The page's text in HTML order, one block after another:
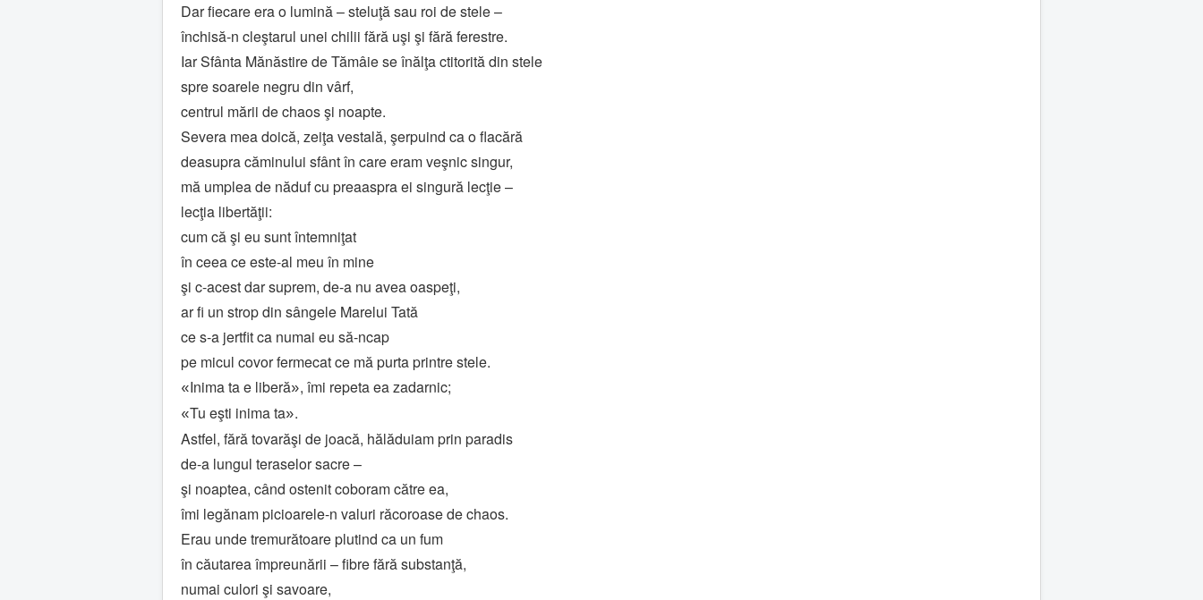
Dar fiecare era o lumină – steluţă sau roi de stele –
închisă-n cleştarul unei chilii fără uşi şi fără ferestre.
Iar Sfânta Mănăstire de Tămâie se înălţa ctitorită din stele
spre soarele negru din vârf,
centrul mării de chaos şi noapte.
Severa mea doică, zeiţa vestală, şerpuind ca o flacără
deasupra căminului sfânt în care eram veşnic singur,
mă umplea de năduf cu preaaspra ei singură lecţie –
lecţia libertăţii:
cum că şi eu sunt întemniţat
în ceea ce este-al meu în mine
şi c-acest dar suprem, de-a nu avea oaspeţi,
ar fi un strop din sângele Marelui Tată
ce s-a jertfit ca numai eu să-ncap
pe micul covor fermecat ce mă purta printre stele.
«Inima ta e liberă», îmi repeta ea zadarnic;
«Tu eşti inima ta».
Astfel, fără tovarăşi de joacă, hălăduiam prin paradis
de-a lungul teraselor sacre –
şi noaptea, când ostenit coboram către ea,
îmi legănam picioarele-n valuri răcoroase de chaos.
Erau unde tremurătoare plutind ca un fum
în căutarea împreunării – fibre fără substanţă,
numai culori şi savoare,